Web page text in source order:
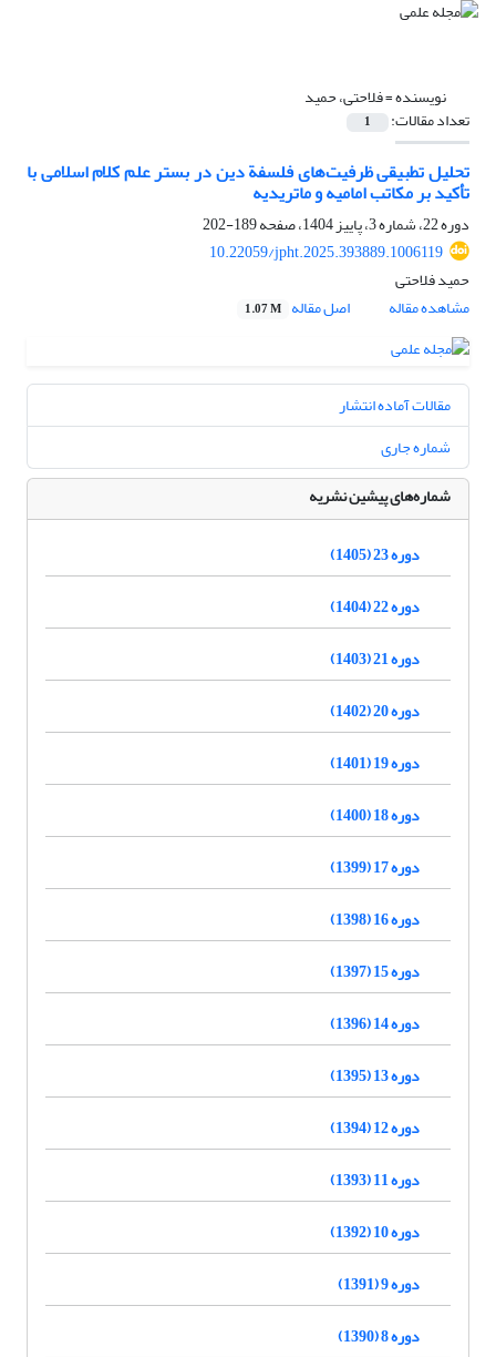
نویسنده =فلاحتی، حمید
تعداد مقالات: 1
تحلیل تطبیقی ظرفیت‌های فلسفة دین در بستر علم کلام اسلامی با
تأکید بر مکاتب امامیه و ماتریدیه
دوره 22، شماره 3، پاییز 1404، صفحه
189-202
10.22059/jpht.2025.393889.1006119
حمید فلاحتی
مشاهده مقاله
اصل مقاله 1.07 M
مقالات آماده انتشار
شماره جاری
شماره‌های پیشین نشریه
دوره 23 (1405)
دوره 22 (1404)
دوره 21 (1403)
دوره 20 (1402)
دوره 19 (1401)
دوره 18 (1400)
دوره 17 (1399)
دوره 16 (1398)
دوره 15 (1397)
دوره 14 (1396)
دوره 13 (1395)
دوره 12 (1394)
دوره 11 (1393)
دوره 10 (1392)
دوره 9 (1391)
دوره 8 (1390)